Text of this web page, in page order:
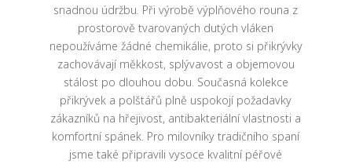
snadnou údržbu. Při výrobě výplňového rouna z
prostorově tvarovaných dutých vláken
nepoužíváme žádné chemikálie, proto si přikrývky
zachovávají měkkost, splývavost a objemovou
stálost po dlouhou dobu. Současná kolekce
přikrývek a polštářů plně uspokojí požadavky
zákazníků na hřejivost, antibakteriální vlastnosti a
komfortní spánek. Pro milovníky tradičního spaní
jsme také připravili vysoce kvalitní péřové